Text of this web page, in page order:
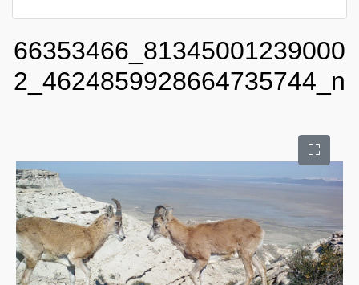
66353466_81345001239000
2_4624859928664735744_n